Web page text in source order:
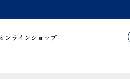
ンラインショップ